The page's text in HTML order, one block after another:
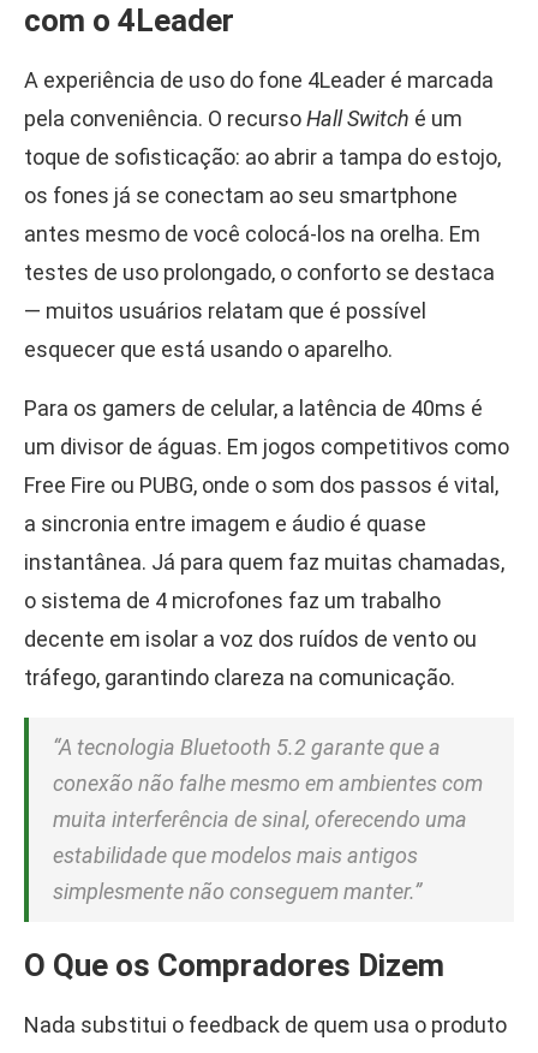
com o 4Leader
A experiência de uso do fone 4Leader é marcada
pela conveniência. O recursoHall Switch é um
toque de sofisticação: ao abrir a tampa do estojo,
os fones já se conectam ao seu smartphone
antes mesmo de você colocá-los na orelha. Em
testes de uso prolongado, o conforto se destaca
— muitos usuários relatam que é possível
esquecer que está usando o aparelho.
Para os gamers de celular, a latência de 40ms é
um divisor de águas. Em jogos competitivos como
Free Fire ou PUBG, onde o som dos passos é vital,
a sincronia entre imagem e áudio é quase
instantânea. Já para quem faz muitas chamadas,
o sistema de 4 microfones faz um trabalho
decente em isolar a voz dos ruídos de vento ou
tráfego, garantindo clareza na comunicação.
“A tecnologia Bluetooth 5.2 garante que a
conexão não falhe mesmo em ambientes com
muita interferência de sinal, oferecendo uma
estabilidade que modelos mais antigos
simplesmente não conseguem manter.”
O Que os Compradores Dizem
Nada substitui o feedback de quem usa o produto